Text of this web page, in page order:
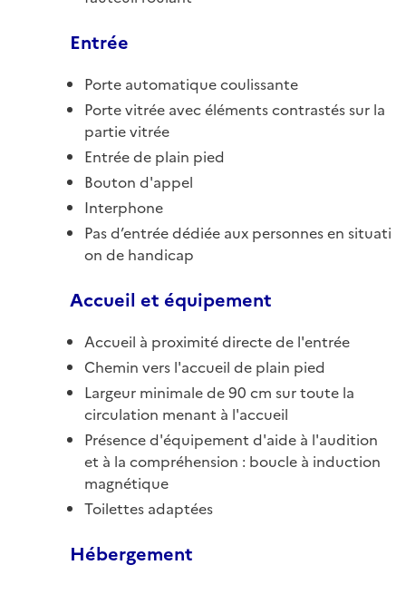
Entrée
Porte automatique coulissante
Porte vitrée avec éléments contrastés sur la
partie vitrée
Entrée de plain pied
Bouton d'appel
Interphone
Pas d’entrée dédiée aux personnes en situati
on de handicap
Accueil et équipement
Accueil à proximité directe de l'entrée
Chemin vers l'accueil de plain pied
Largeur minimale de 90 cm sur toute la
circulation menant à l'accueil
Présence d'équipement d'aide à l'audition
et à la compréhension : boucle à induction
magnétique
Toilettes adaptées
Hébergement